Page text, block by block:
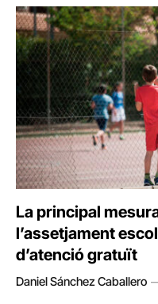
La principal
l’assetjament
d’atenció gratuït
Daniel Sánchez Caballero